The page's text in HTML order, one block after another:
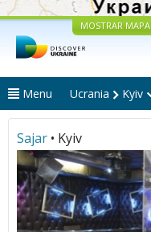
MOSTRAR MAPA
Menu Ucrania Kyiv
Sajar • Kyiv